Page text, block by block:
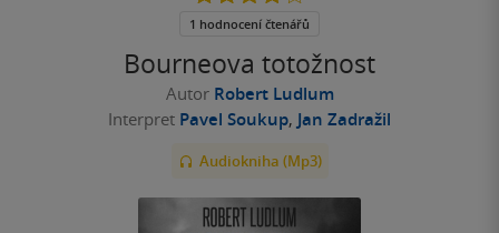
Bourneova totožnost
Autor Robert Ludlum
Interpret Pavel Soukup, Jan Zadražil
Audiokniha (Mp3)
5
1 hodnocení čtenářů